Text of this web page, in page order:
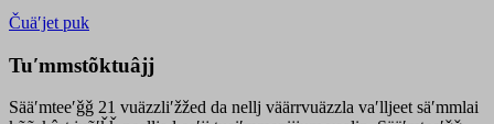
Čuäʹjet puk
Tuʹmmstõktuâjj
Sääʹmteeʹǧǧ 21 vuäzzliʹžžed da nellj väärrvuäzzla vaʹlljeet säʹmmlai